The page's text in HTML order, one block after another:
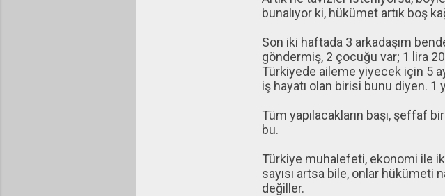
bunalıyor ki, hükümet artık boş
Son iki haftada 3 arkadaşım
göndermiş, 2 çocuğu var; 1 lira
Türkiyede aileme yiyecek için 5
iş hayatı olan birisi bunu diyen. 1
Tüm yapılacakların başı, şeffaf
bu.
Türkiye muhalefeti, ekonomi ile
sayısı artsa bile, onlar hükümeti
değiller.